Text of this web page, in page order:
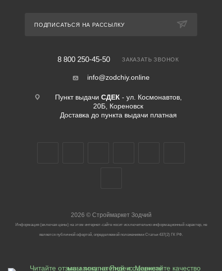
ПОДПИСАТЬСЯ НА РАССЫЛКУ
8 800 250-45-50 ЗАКАЗАТЬ ЗВОНОК
info@zodchiy.online
Пункт выдачи СДЕК - ул. Космонавтов,
20Б, Кореновск
Доставка до пункта выдачи платная
2026 ©Строймаркет Зодчий
Информация (включая цены) на этом интернет-сайте носит исключительно информационный характер, не
является публичной офертой, определяемой положениями Статьи 437(2) ГК РФ.